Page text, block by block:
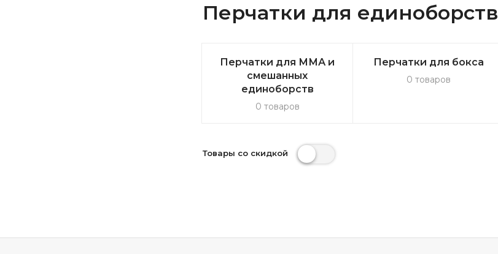
Перчатки для единоборств
Перчатки для ММА и
смешанных
единоборств
0 товаров
Перчатки для бокса
0 товаров
Товары со скидкой